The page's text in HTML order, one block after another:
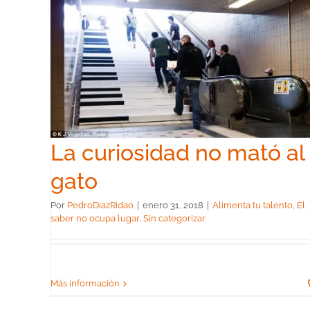
La curiosidad no mató al
gato
Por PedroDiazRidao enero 31, 2018 Alimenta tu talento, El
saber no ocupa lugar, Sin categorizar
Más información